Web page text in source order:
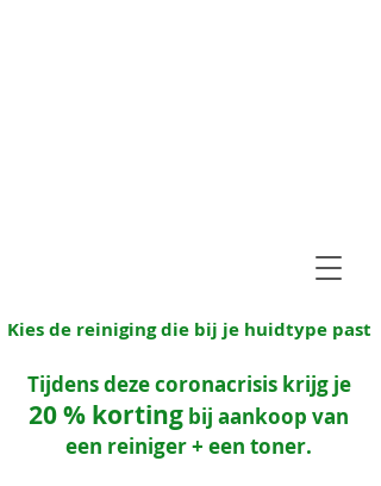
Kies de reiniging die bij je huidtype past
Tijdens deze coronacrisis krijg je
20 % korting bij aankoop van
een reiniger + een toner.